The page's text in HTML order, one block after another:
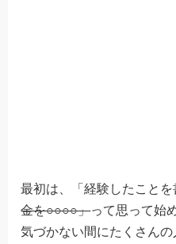
最初は、「経験したこと
金を○○○○」って思って始
気づかない間にたくさん